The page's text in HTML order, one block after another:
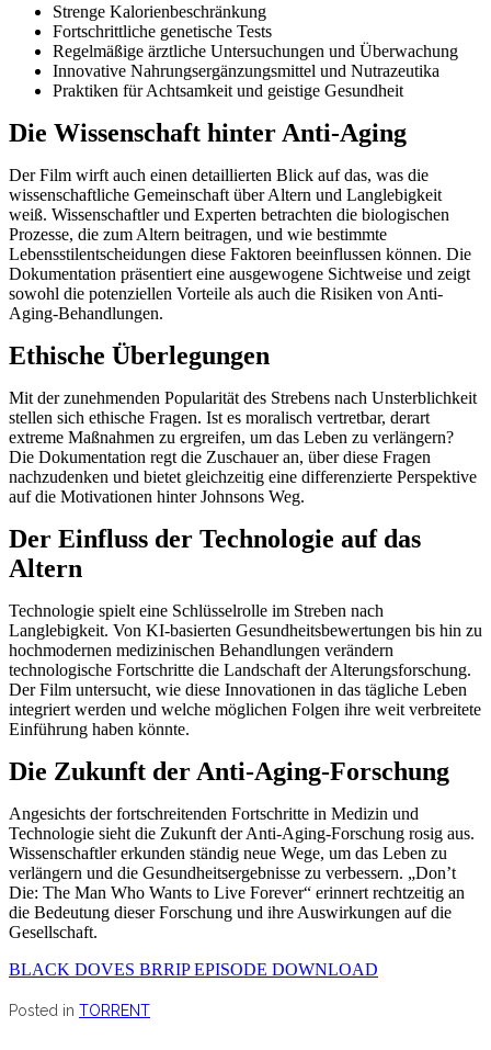
Strenge Kalorienbeschränkung
Fortschrittliche genetische Tests
Regelmäßige ärztliche Untersuchungen und Überwachung
Innovative Nahrungsergänzungsmittel und Nutrazeutika
Praktiken für Achtsamkeit und geistige Gesundheit
Die Wissenschaft hinter Anti-Aging
Der Film wirft auch einen detaillierten Blick auf das, was die
wissenschaftliche Gemeinschaft über Altern und Langlebigkeit
weiß. Wissenschaftler und Experten betrachten die biologischen
Prozesse, die zum Altern beitragen, und wie bestimmte
Lebensstilentscheidungen diese Faktoren beeinflussen können. Die
Dokumentation präsentiert eine ausgewogene Sichtweise und zeigt
sowohl die potenziellen Vorteile als auch die Risiken von Anti-
Aging-Behandlungen.
Ethische Überlegungen
Mit der zunehmenden Popularität des Strebens nach Unsterblichkeit
stellen sich ethische Fragen. Ist es moralisch vertretbar, derart
extreme Maßnahmen zu ergreifen, um das Leben zu verlängern?
Die Dokumentation regt die Zuschauer an, über diese Fragen
nachzudenken und bietet gleichzeitig eine differenzierte Perspektive
auf die Motivationen hinter Johnsons Weg.
Der Einfluss der Technologie auf das
Altern
Technologie spielt eine Schlüsselrolle im Streben nach
Langlebigkeit. Von KI-basierten Gesundheitsbewertungen bis hin zu
hochmodernen medizinischen Behandlungen verändern
technologische Fortschritte die Landschaft der Alterungsforschung.
Der Film untersucht, wie diese Innovationen in das tägliche Leben
integriert werden und welche möglichen Folgen ihre weit verbreitete
Einführung haben könnte.
Die Zukunft der Anti-Aging-Forschung
Angesichts der fortschreitenden Fortschritte in Medizin und
Technologie sieht die Zukunft der Anti-Aging-Forschung rosig aus.
Wissenschaftler erkunden ständig neue Wege, um das Leben zu
verlängern und die Gesundheitsergebnisse zu verbessern. „Don’t
Die: The Man Who Wants to Live Forever“ erinnert rechtzeitig an
die Bedeutung dieser Forschung und ihre Auswirkungen auf die
Gesellschaft.
BLACK DOVES BRRIP EPISODE DOWNLOAD
Posted in TORRENT